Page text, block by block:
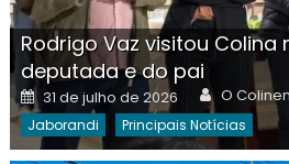
Rodrigo Vaz visitou
deputada e do pai
Posted
on
31 de julho de 2026 Author
O
Jaborandi Principais Notícias